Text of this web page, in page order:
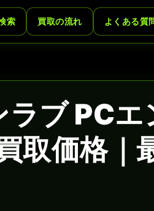
索 買取の流れ よくある質
ブ PCエ
取価格｜